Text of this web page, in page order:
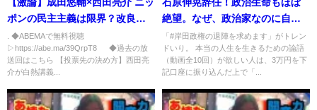
【激論】成田悠輔×西田亮介 ニッ
ポンの民主主義は限界？改良の
余地は【参議院選挙】
. ◆ABEMAで無料視聴
▷https://abe.ma/39QrpT8 ◆過去の放
送回はこちら 【投票先の決め方】西田亮
介が白熱講義...
石原伸晃辞任！政治生命もほぼ
絶望。なぜ、政治家なのに自ら
の生命を絶ったのか？警官が賽
銭泥棒。消防士は署内で性行
為。崩壊する職業倫理。安冨歩
「#岸田政権の退陣を求めます」がトレン
ドいり。 本当の人生を生きるための論語
（動画全10回）が欲しい人は、3万円を下
記口座に振り込んだ上で「...